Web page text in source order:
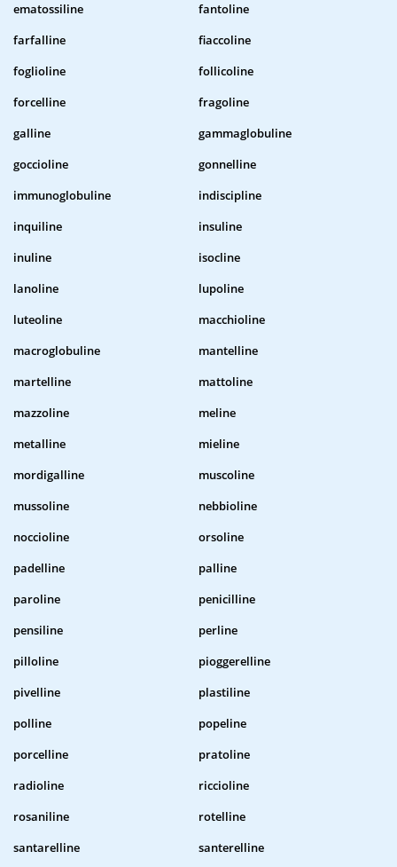
ematossiline
fantoline
farfalline
fiaccoline
foglioline
follicoline
forcelline
fragoline
galline
gammaglobuline
goccioline
gonnelline
immunoglobuline
indiscipline
inquiline
insuline
inuline
isocline
lanoline
lupoline
luteoline
macchioline
macroglobuline
mantelline
martelline
mattoline
mazzoline
meline
metalline
mieline
mordigalline
muscoline
mussoline
nebbioline
noccioline
orsoline
padelline
palline
paroline
penicilline
pensiline
perline
pilloline
pioggerelline
pivelline
plastiline
polline
popeline
porcelline
pratoline
radioline
riccioline
rosaniline
rotelline
santarelline
santerelline